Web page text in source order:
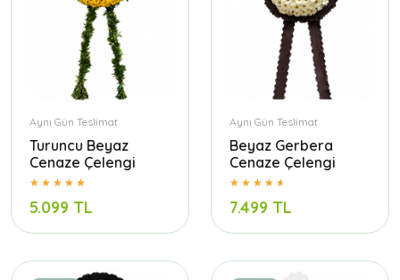
Aynı Gün Teslimat
Turuncu Beyaz
Cenaze Çelengi
5.099 TL
Aynı Gün Teslimat
Beyaz Gerbera
Cenaze Çelengi
7.499 TL